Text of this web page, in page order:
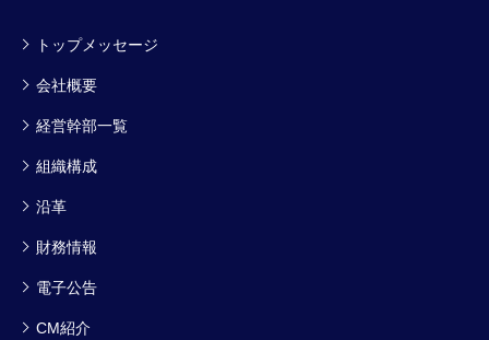
トップメッセージ
会社概要
経営幹部一覧
組織構成
沿革
財務情報
電子公告
CM紹介